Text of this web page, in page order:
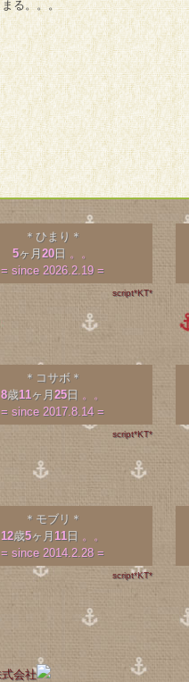
まる。。。
＊ひまり＊
5ヶ月20日 。。
= since 2026.2.19 =
script*KT*
＊コサボ＊
8歳11ヶ月25日 。。
= since 2017.8.14 =
script*KT*
＊モブリ＊
12歳5ヶ月 11日 。。
= since 2014.2.28 =
script*KT*